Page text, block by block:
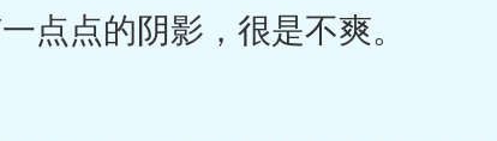
点点的阴影，很是不爽。